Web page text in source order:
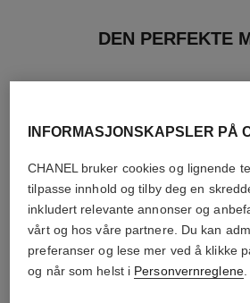
DEN PERFEKTE
INFORMASJONSKAPSLER PÅ
CHANEL bruker cookies og lignende
tilpasse innhold og tilby deg en
inkludert relevante annonser og
vårt og hos våre partnere. Du kan
preferanser og lese mer ved å klikke
og når som helst i Personvernreglene.